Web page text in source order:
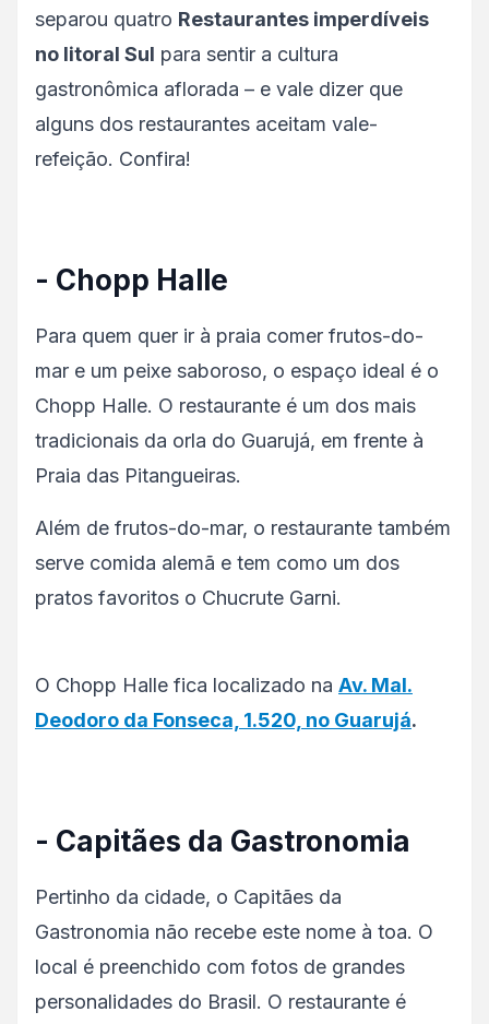
separou quatro Restaurantes imperdíveis
no litoral Sul para sentir a cultura
gastronômica aflorada – e vale dizer que
alguns dos restaurantes aceitam vale-
refeição. Confira!
- Chopp Halle
Para quem quer ir à praia comer frutos-do-
mar e um peixe saboroso, o espaço ideal é o
Chopp Halle. O restaurante é um dos mais
tradicionais da orla do Guarujá, em frente à
Praia das Pitangueiras.
Além de frutos-do-mar, o restaurante também
serve comida alemã e tem como um dos
pratos favoritos o Chucrute Garni.
O Chopp Halle fica localizado na Av. Mal.
Deodoro da Fonseca, 1.520, no Guarujá.
- Capitães da Gastronomia
Pertinho da cidade, o Capitães da
Gastronomia não recebe este nome à toa. O
local é preenchido com fotos de grandes
personalidades do Brasil. O restaurante é